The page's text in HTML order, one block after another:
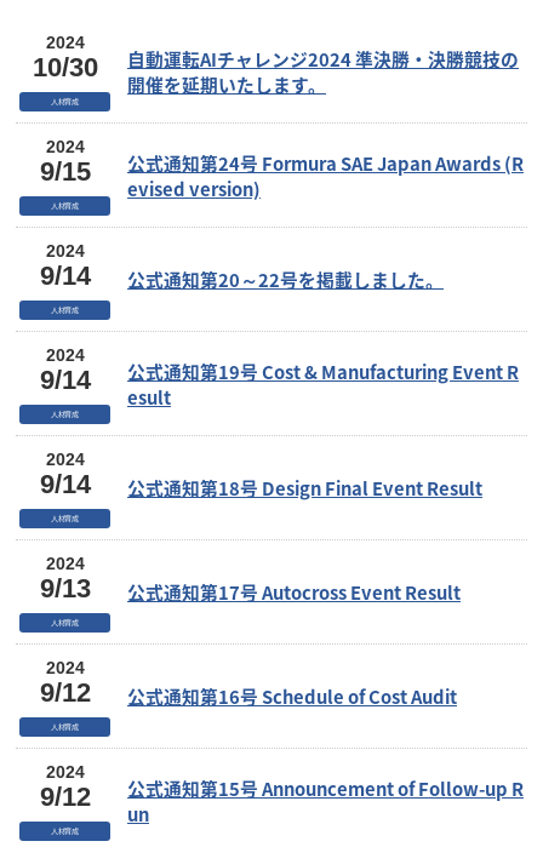
自動運転AIチャレンジ2024 準決勝・決勝競技の
開催を延期いたします。
2024
10/30
人材育成
公式通知第24号 Formura SAE Japan Awards (R
evised version)
2024
9/15
人材育成
公式通知第20～22号を掲載しました。
2024
9/14
人材育成
公式通知第19号 Cost & Manufacturing Event R
esult
2024
9/14
人材育成
公式通知第18号 Design Final Event Result
2024
9/14
人材育成
公式通知第17号 Autocross Event Result
2024
9/13
人材育成
公式通知第16号 Schedule of Cost Audit
2024
9/12
人材育成
公式通知第15号 Announcement of Follow-up R
un
2024
9/12
人材育成